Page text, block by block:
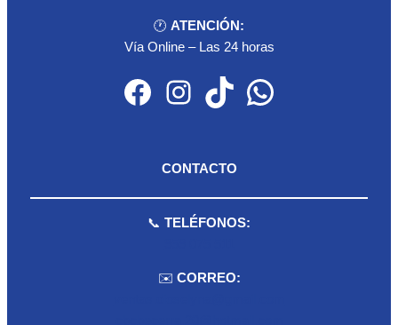
🕐 ATENCIÓN:
Vía Online – Las 24 horas
Facebook Instagram TikTok WhatsApp
CONTACTO
📞 TELÉFONOS:
✉️ CORREO: